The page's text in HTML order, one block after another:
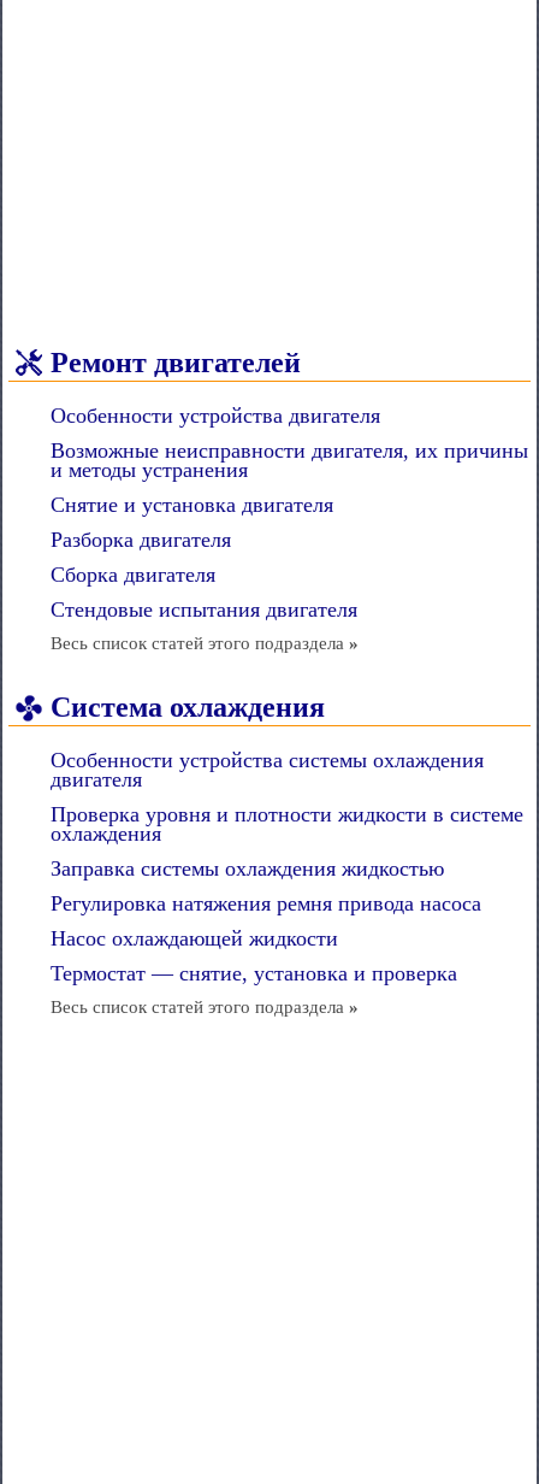
Ремонт двигателей
Особенности устройства двигателя
Возможные неисправности двигателя, их причины
и методы устранения
Снятие и установка двигателя
Разборка двигателя
Сборка двигателя
Стендовые испытания двигателя
Весь список статей этого подраздела »
Система охлаждения
Особенности устройства системы охлаждения
двигателя
Проверка уровня и плотности жидкости в системе
охлаждения
Заправка системы охлаждения жидкостью
Регулировка натяжения ремня привода насоса
Насос охлаждающей жидкости
Термостат — снятие, установка и проверка
Весь список статей этого подраздела »